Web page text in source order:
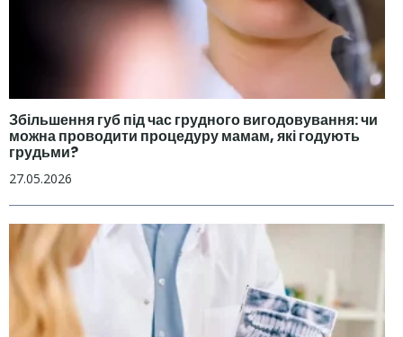
Збільшення губ під час грудного вигодовування: чи
можна проводити процедуру мамам, які годують
грудьми?
27.05.2026